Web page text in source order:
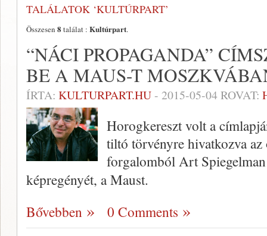
TALÁLATOK ‘KULTÚRPART’
Összesen 8 találat : Kultúrpart.
“NÁCI PROPAGANDA”
BE A MAUS-T
ÍRTA: KULTURPART.HU- 2015-05-04ROVAT:
Horogkereszt volt a
tiltó törvényre hivatkozva
forgalomból Art
képregényét, a Maust.
Bővebben
0 Comments